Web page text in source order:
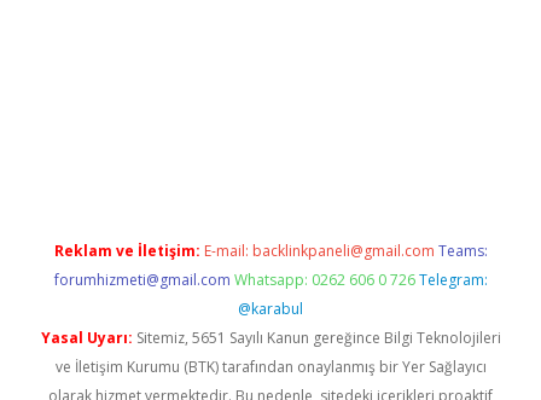
Reklam ve İletişim: E-mail: backlinkpaneli@gmail.com Teams:
forumhizmeti@gmail.com Whatsapp: 0262 606 0 726 Telegram:
@karabul
Yasal Uyarı: Sitemiz, 5651 Sayılı Kanun gereğince Bilgi Teknolojileri
ve İletişim Kurumu (BTK) tarafından onaylanmış bir Yer Sağlayıcı
olarak hizmet vermektedir. Bu nedenle, sitedeki içerikleri proaktif